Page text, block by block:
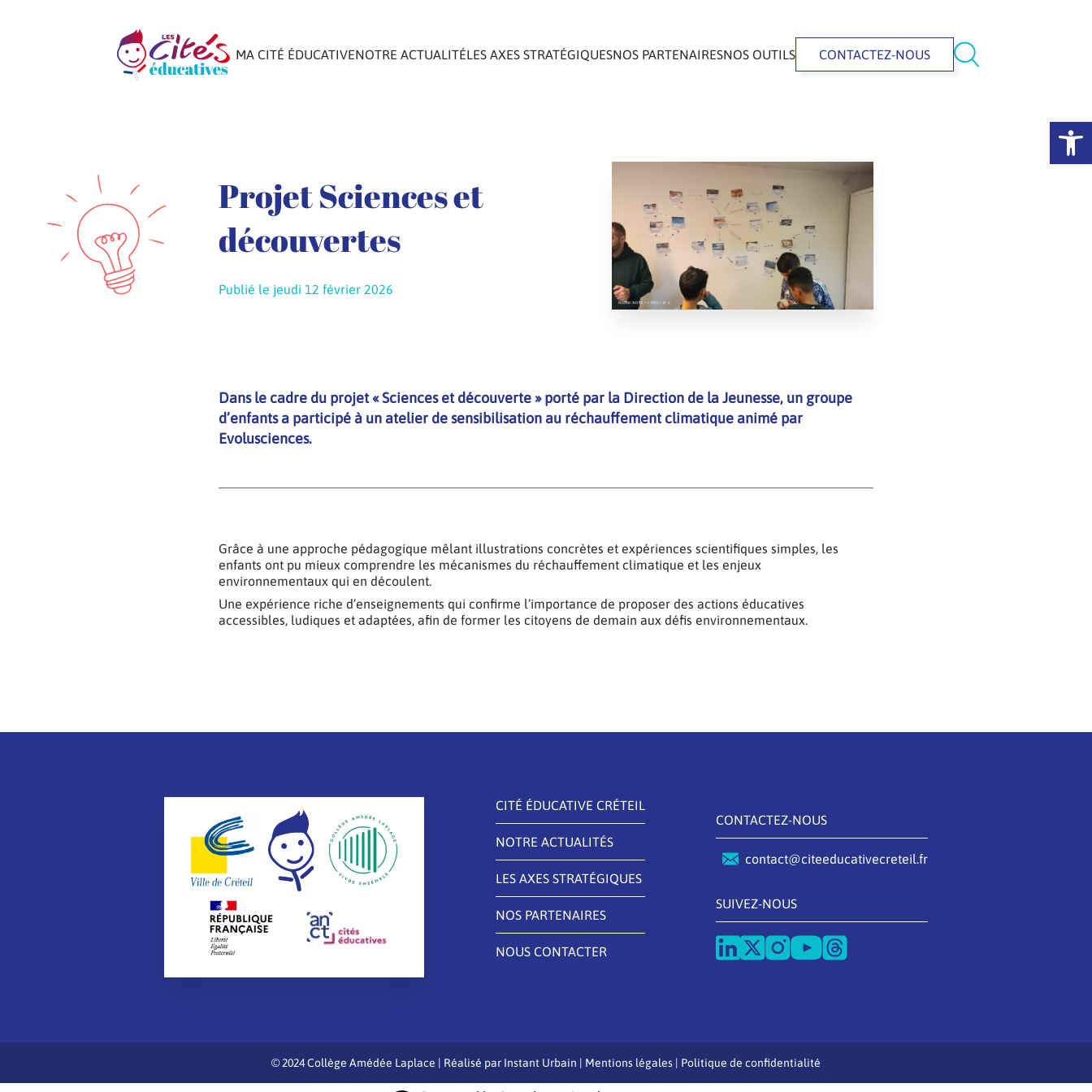
Ouvrir
MA CITÉ ÉDUCATIVENOTRE ACTUALITÉLES AXES STRATÉGIQUESNOS PARTENAIRESNOS OUTILS CONTACTEZ-NOUS
Projet Sciences et
découvertes
Publié le jeudi 12 février 2026
Dans le cadre du projet « Sciences et découverte » porté par la Direction de la Jeunesse, un groupe
d’enfants a participé à un atelier de sensibilisation au réchauffement climatique animé par
Evolusciences.
Grâce à une approche pédagogique mêlant illustrations concrètes et expériences scientifiques simples, les
enfants ont pu mieux comprendre les mécanismes du réchauffement climatique et les enjeux
environnementaux qui en découlent.
Une expérience riche d’enseignements qui confirme l’importance de proposer des actions éducatives
accessibles, ludiques et adaptées, afin de former les citoyens de demain aux défis environnementaux.
CITÉ ÉDUCATIVE CRÉTEIL
NOTRE ACTUALITÉS
LES AXES STRATÉGIQUES
NOS PARTENAIRES
NOUS CONTACTER
CONTACTEZ-NOUS
contact@citeeducativecreteil.fr
SUIVEZ-NOUS
© 2024 Collège Amédée Laplace | Réalisé par Instant Urbain | Mentions légales | Politique de confidentialité